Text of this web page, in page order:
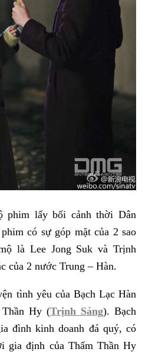
lấy bối cảnh thời Dân
có sự góp mặt của 2 sao
là Lee Jong Suk và Trịnh
của 2 nước Trung – Hàn.
tình yêu của Bạch Lạc Hàn
Thần Hy (Trịnh Sảng). Bạch
đình kinh doanh đá quý, có
gia định của Thẩm Thần Hy